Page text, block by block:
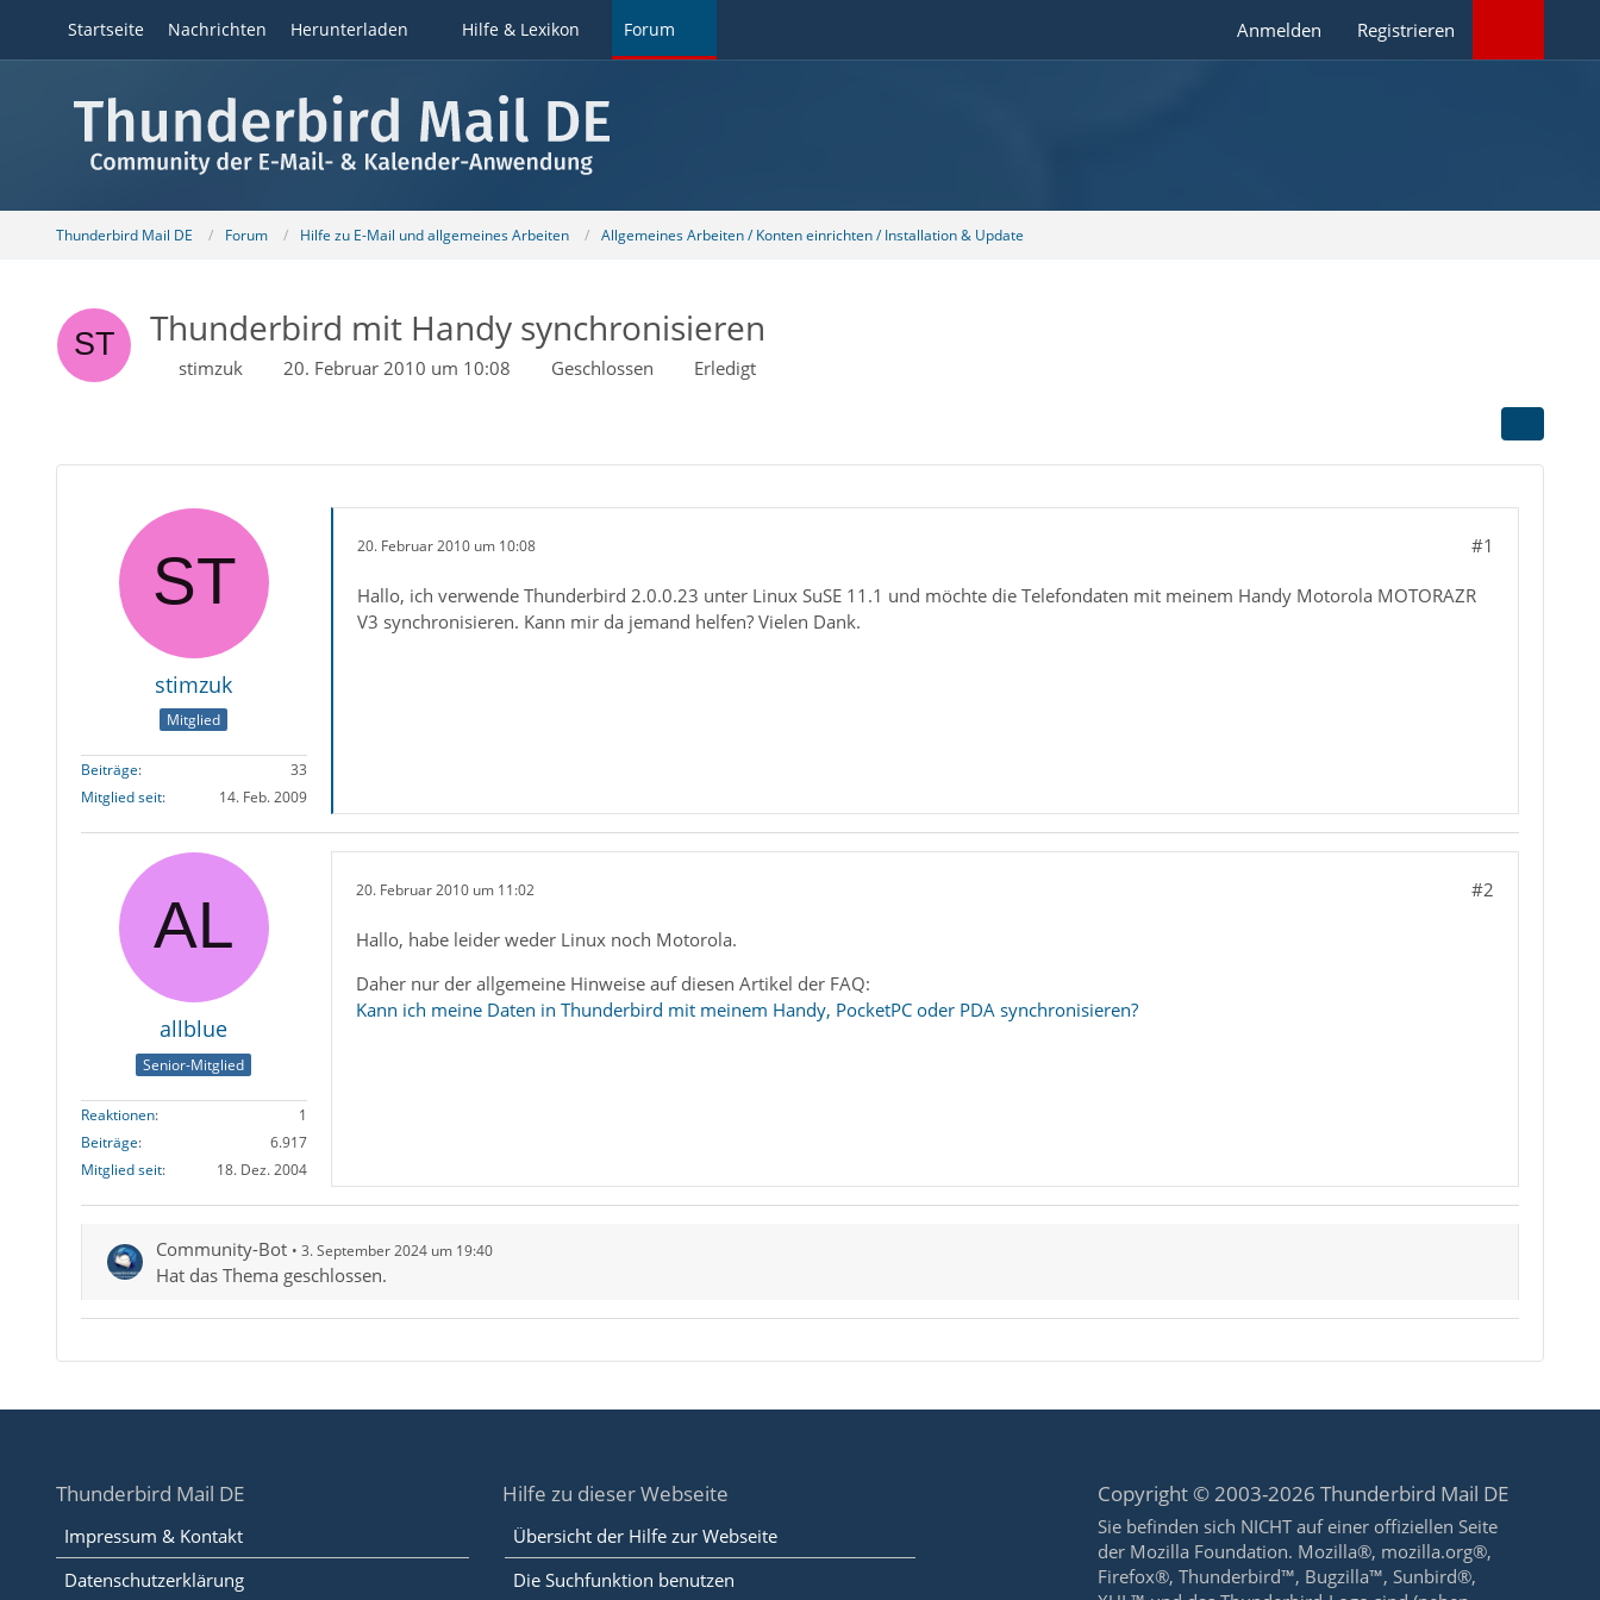
Startseite Nachrichten Herunterladen Hilfe & Lexikon Forum Anmelden Registrieren
Thunderbird Mail DE Forum Hilfe zu E-Mail und allgemeines Arbeiten Allgemeines Arbeiten / Konten einrichten / Installation & Update
Thunderbird mit Handy synchronisieren
stimzuk 20. Februar 2010 um 10:08 Geschlossen Erledigt
stimzuk
Mitglied
Beiträge
33
Mitglied seit
14. Feb. 2009
20. Februar 2010 um 10:08 #1
Hallo, ich verwende Thunderbird 2.0.0.23 unter Linux SuSE 11.1 und möchte die Telefondaten mit meinem Handy Motorola MOTORAZR
V3 synchronisieren. Kann mir da jemand helfen? Vielen Dank.
allblue
Senior-Mitglied
Reaktionen
1
Beiträge
6.917
Mitglied seit
18. Dez. 2004
20. Februar 2010 um 11:02 #2
Hallo, habe leider weder Linux noch Motorola.
Daher nur der allgemeine Hinweise auf diesen Artikel der FAQ:
Kann ich meine Daten in Thunderbird mit meinem Handy, PocketPC oder PDA synchronisieren?
Community-Bot 3. September 2024 um 19:40
Hat das Thema geschlossen.
Thunderbird Mail DE
Impressum & Kontakt
Datenschutzerklärung
Hilfe zu dieser Webseite
Übersicht der Hilfe zur Webseite
Die Suchfunktion benutzen
Copyright © 2003-2026 Thunderbird Mail DE
Sie befinden sich NICHT auf einer offiziellen Seite
der Mozilla Foundation. Mozilla®, mozilla.org®,
Firefox®, Thunderbird™, Bugzilla™, Sunbird®,